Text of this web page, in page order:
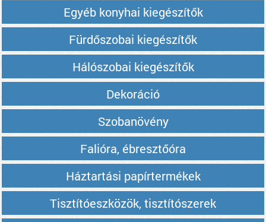
Egyéb konyhai kiegészítők
Fürdőszobai kiegészítők
Hálószobai kiegészítők
Dekoráció
Szobanövény
Falióra, ébresztőóra
Háztartási papírtermékek
Tisztítóeszközök, tisztítószerek